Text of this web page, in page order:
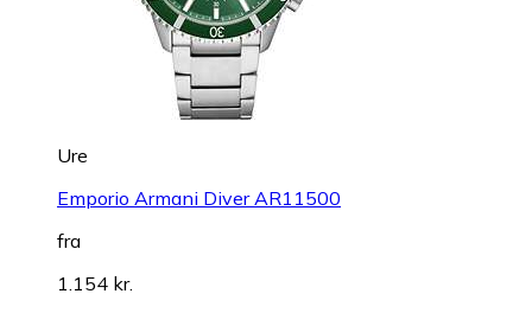
Ure
Emporio Armani Diver AR11500
fra
1.154 kr.